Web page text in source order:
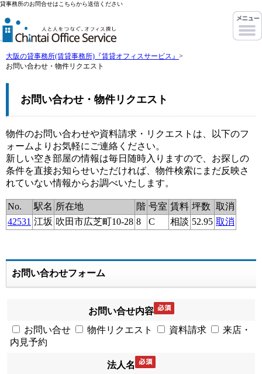
貸事務所のお問合せはこちらから送信ください
大阪の貸事務所(賃貸事務所)『賃貸オフィスサービス』 >
お問い合わせ・物件リクエスト
お問い合わせ・物件リクエスト
物件のお問い合わせや資料請求・リクエストは、以下のフ
ォームよりお気軽にご連絡ください。
新しい空き部屋の情報は毎日随時入りますので、お探しの
条件を直接お知らせいただければ、物件検索にまだ反映さ
れていない情報からお調べいたします。
No. 駅名 所在地 階 号室 賃料 坪数 取消
42531 江坂 吹田市広芝町10-28 8 C 相談 52.95 取消
お問い合わせフォーム
お問い合せ内容
お問い合せ
物件リクエスト 資料請求
来店・
内見予約
法人名